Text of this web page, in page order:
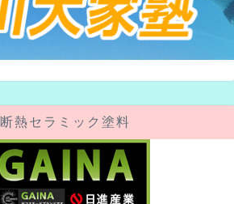
断熱セラミック塗料